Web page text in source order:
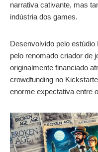
narrativa cativante, mas
indústria dos games.
Desenvolvido pelo
pelo renomado criador de
originalmente financiado
crowdfunding no
enorme expectativa entre